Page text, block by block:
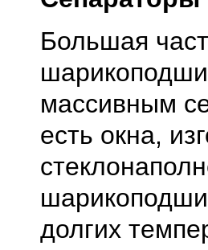
Большая
массивным
есть окна,
долгих